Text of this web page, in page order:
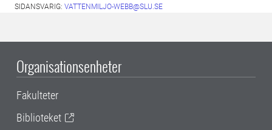
SIDANSVARIG: VATTENMILJO-WEBB@SLU.SE
Organisationsenheter
Fakulteter
Biblioteket